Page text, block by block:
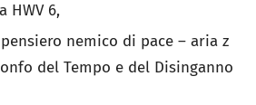
HWV 6,
nemico di pace – aria z
del Tempo e del Disinganno